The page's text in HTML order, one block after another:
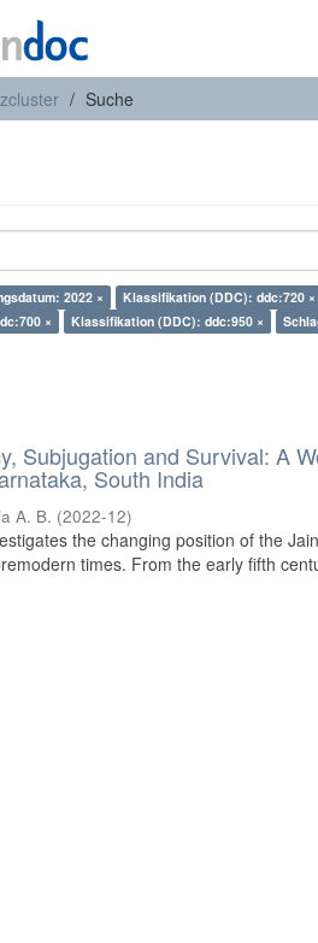
Suche
2022 × Klassifikation (DDC): ddc:720 ×
× Klassifikation (DDC): ddc:950 ×
Subjugation and Survival: A
South India
A. B. (2022-12)
the changing position of the
times. From the early fifth